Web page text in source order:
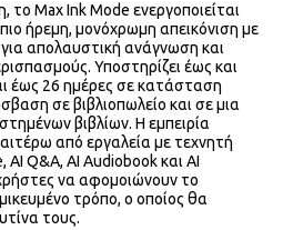
Max Ink Mode ενεργοποιείται
ήρεμη, μονόχρωμη απεικόνιση με
απολαυστική ανάγνωση και
Υποστηρίζει έως και
έως 26 ημέρες σε κατάσταση
σε βιβλιοπωλείο και σε μια
βιβλίων. Η εμπειρία
από εργαλεία με τεχνητή
Q&A, AI Audiobook και AI
να αφομοιώνουν το
τρόπο, ο οποίος θα
τους.